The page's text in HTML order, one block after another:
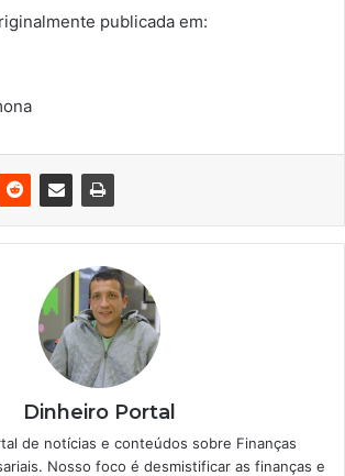
publicada em:
Dinheiro Portal
de notícias e conteúdos sobre Finanças
Nosso foco é desmistificar as finanças e